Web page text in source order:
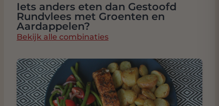
Iets anders eten dan Gestoofd
Rundvlees met Groenten en
Aardappelen?
Bekijk alle combinaties